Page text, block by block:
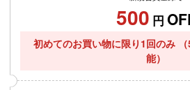
500 円
初めてのお買い物に限り1回のみ
能）